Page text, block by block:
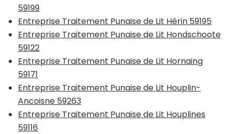
59199
Entreprise Traitement Punaise de Lit Hérin 59195
Entreprise Traitement Punaise de Lit Hondschoote
59122
Entreprise Traitement Punaise de Lit Hornaing
59171
Entreprise Traitement Punaise de Lit Houplin-
Ancoisne 59263
Entreprise Traitement Punaise de Lit Houplines
59116